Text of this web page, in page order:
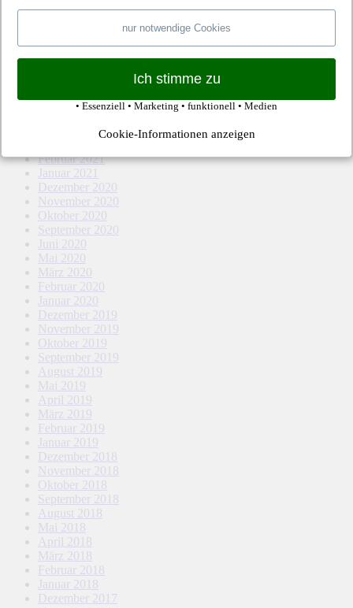
Dezember 2021
November 2021
August 2021
Februar 2021
Januar 2021
Dezember 2020
November 2020
Oktober 2020
September 2020
Juni 2020
Mai 2020
März 2020
Februar 2020
Januar 2020
Dezember 2019
November 2019
Oktober 2019
September 2019
August 2019
Mai 2019
April 2019
März 2019
Februar 2019
Januar 2019
Dezember 2018
November 2018
Oktober 2018
September 2018
August 2018
Mai 2018
April 2018
März 2018
Februar 2018
Januar 2018
Dezember 2017
nur notwendige Cookies
Ich stimme zu
• Essenziell • Marketing • funktionell • Medien
Cookie-Informationen anzeigen